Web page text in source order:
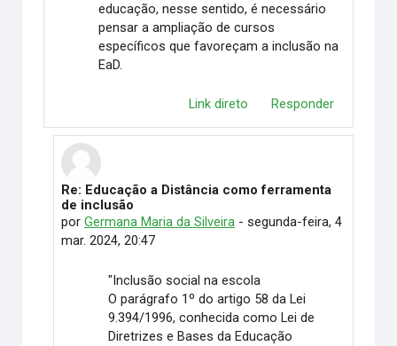
educação, nesse sentido, é necessário
pensar a ampliação de cursos
específicos que favoreçam a inclusão na
EaD.
Link direto Responder
Em resposta à Joelma Costa Holanda dos Santos
Re: Educação a Distância como ferramenta
de inclusão
por Germana Maria da Silveira- segunda-feira, 4
mar. 2024, 20:47
"Inclusão social na escola
O parágrafo 1º do artigo 58 da Lei
9.394/1996, conhecida como Lei de
Diretrizes e Bases da Educação